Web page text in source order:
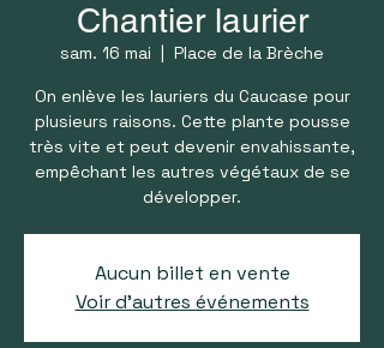
Chantier laurier
sam. 16 mai
  |
Place de la Brèche
On enlève les lauriers du Caucase pour
plusieurs raisons. Cette plante pousse
très vite et peut devenir envahissante,
empêchant les autres végétaux de se
développer.
Aucun billet en vente
Voir d'autres événements